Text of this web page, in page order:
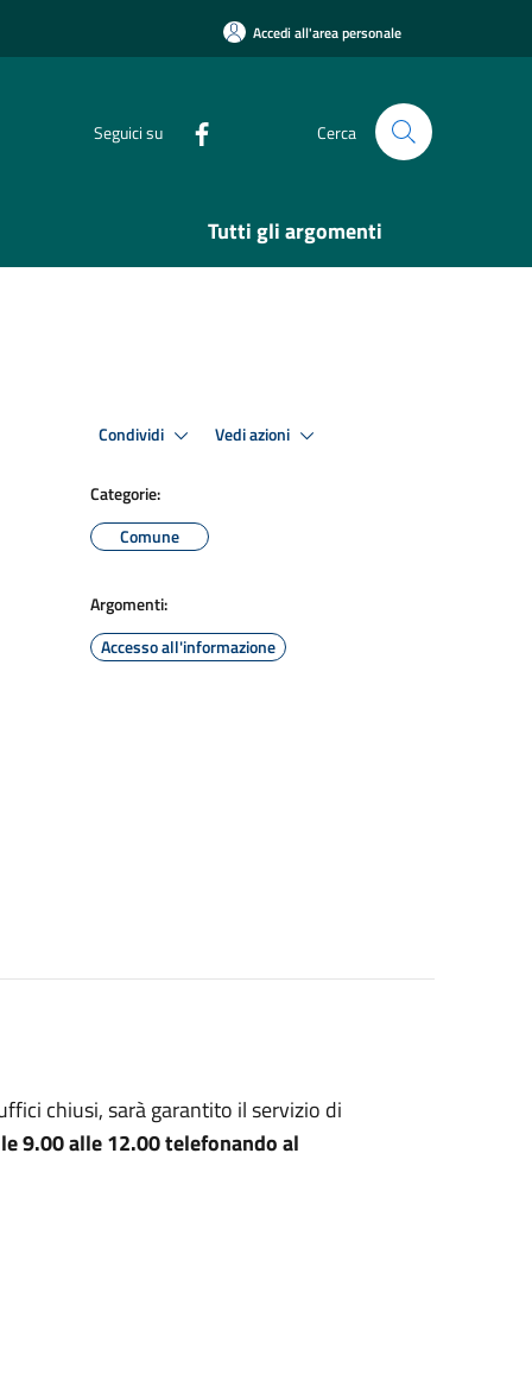
Accedi all'area personale
Seguici su Cerca
Tutti gli argomenti
Condividi Vedi azioni
Categorie:
Comune
Argomenti:
Accesso all'informazione
chiusi, sarà garantito il servizio di
9.00 alle 12.00 telefonando al